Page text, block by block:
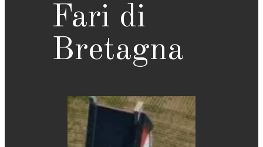
Fari di
Bretagna